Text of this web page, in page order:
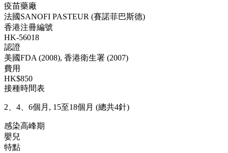
疫苗藥廠
法國SANOFI PASTEUR (賽諾菲巴斯德)
香港注冊編號
HK-56018
認證
美國FDA (2008), 香港衛生署 (2007)
費用
HK$850
接種時間表
2、4、6個月, 15至18個月 (總共4針)
感染高峰期
嬰兒
特點